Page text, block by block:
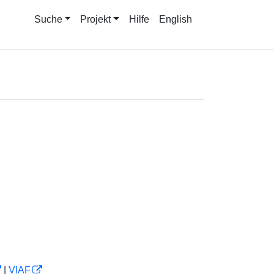
Suche Projekt Hilfe English
VIAF